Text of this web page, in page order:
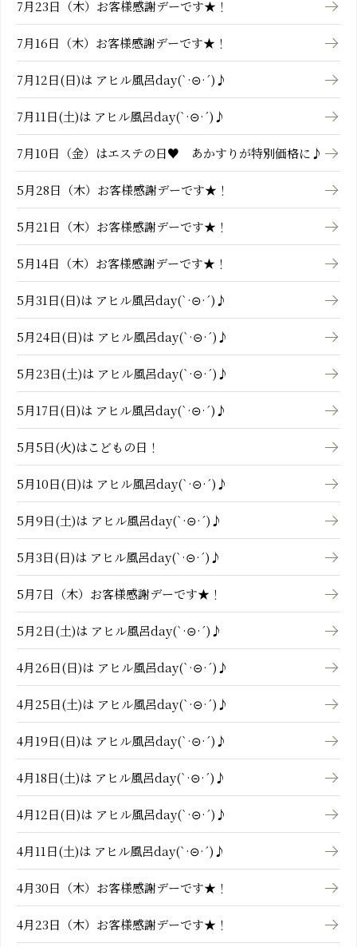
7月23日（木）お客様感謝デーです★！
7月16日（木）お客様感謝デーです★！
7月12日(日)は アヒル風呂day(`·⊝·´)♪
7月11日(土)は アヒル風呂day(`·⊝·´)♪
7月10日（金）はエステの日♥ あかすりが特別価格に♪
5月28日（木）お客様感謝デーです★！
5月21日（木）お客様感謝デーです★！
5月14日（木）お客様感謝デーです★！
5月31日(日)は アヒル風呂day(`·⊝·´)♪
5月24日(日)は アヒル風呂day(`·⊝·´)♪
5月23日(土)は アヒル風呂day(`·⊝·´)♪
5月17日(日)は アヒル風呂day(`·⊝·´)♪
5月5日(火)はこどもの日！
5月10日(日)は アヒル風呂day(`·⊝·´)♪
5月9日(土)は アヒル風呂day(`·⊝·´)♪
5月3日(日)は アヒル風呂day(`·⊝·´)♪
5月7日（木）お客様感謝デーです★！
5月2日(土)は アヒル風呂day(`·⊝·´)♪
4月26日(日)は アヒル風呂day(`·⊝·´)♪
4月25日(土)は アヒル風呂day(`·⊝·´)♪
4月19日(日)は アヒル風呂day(`·⊝·´)♪
4月18日(土)は アヒル風呂day(`·⊝·´)♪
4月12日(日)は アヒル風呂day(`·⊝·´)♪
4月11日(土)は アヒル風呂day(`·⊝·´)♪
4月30日（木）お客様感謝デーです★！
4月23日（木）お客様感謝デーです★！